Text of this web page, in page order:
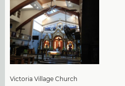
Victoria Village Church